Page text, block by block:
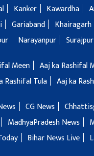
Kanker Kawardha
Gariaband Khairagarh
Narayanpur Surajpur
Meen Aaj ka Rashifal
Rashifal Tula Aaj ka
CG News
MadhyaPradesh News
Bihar News Live